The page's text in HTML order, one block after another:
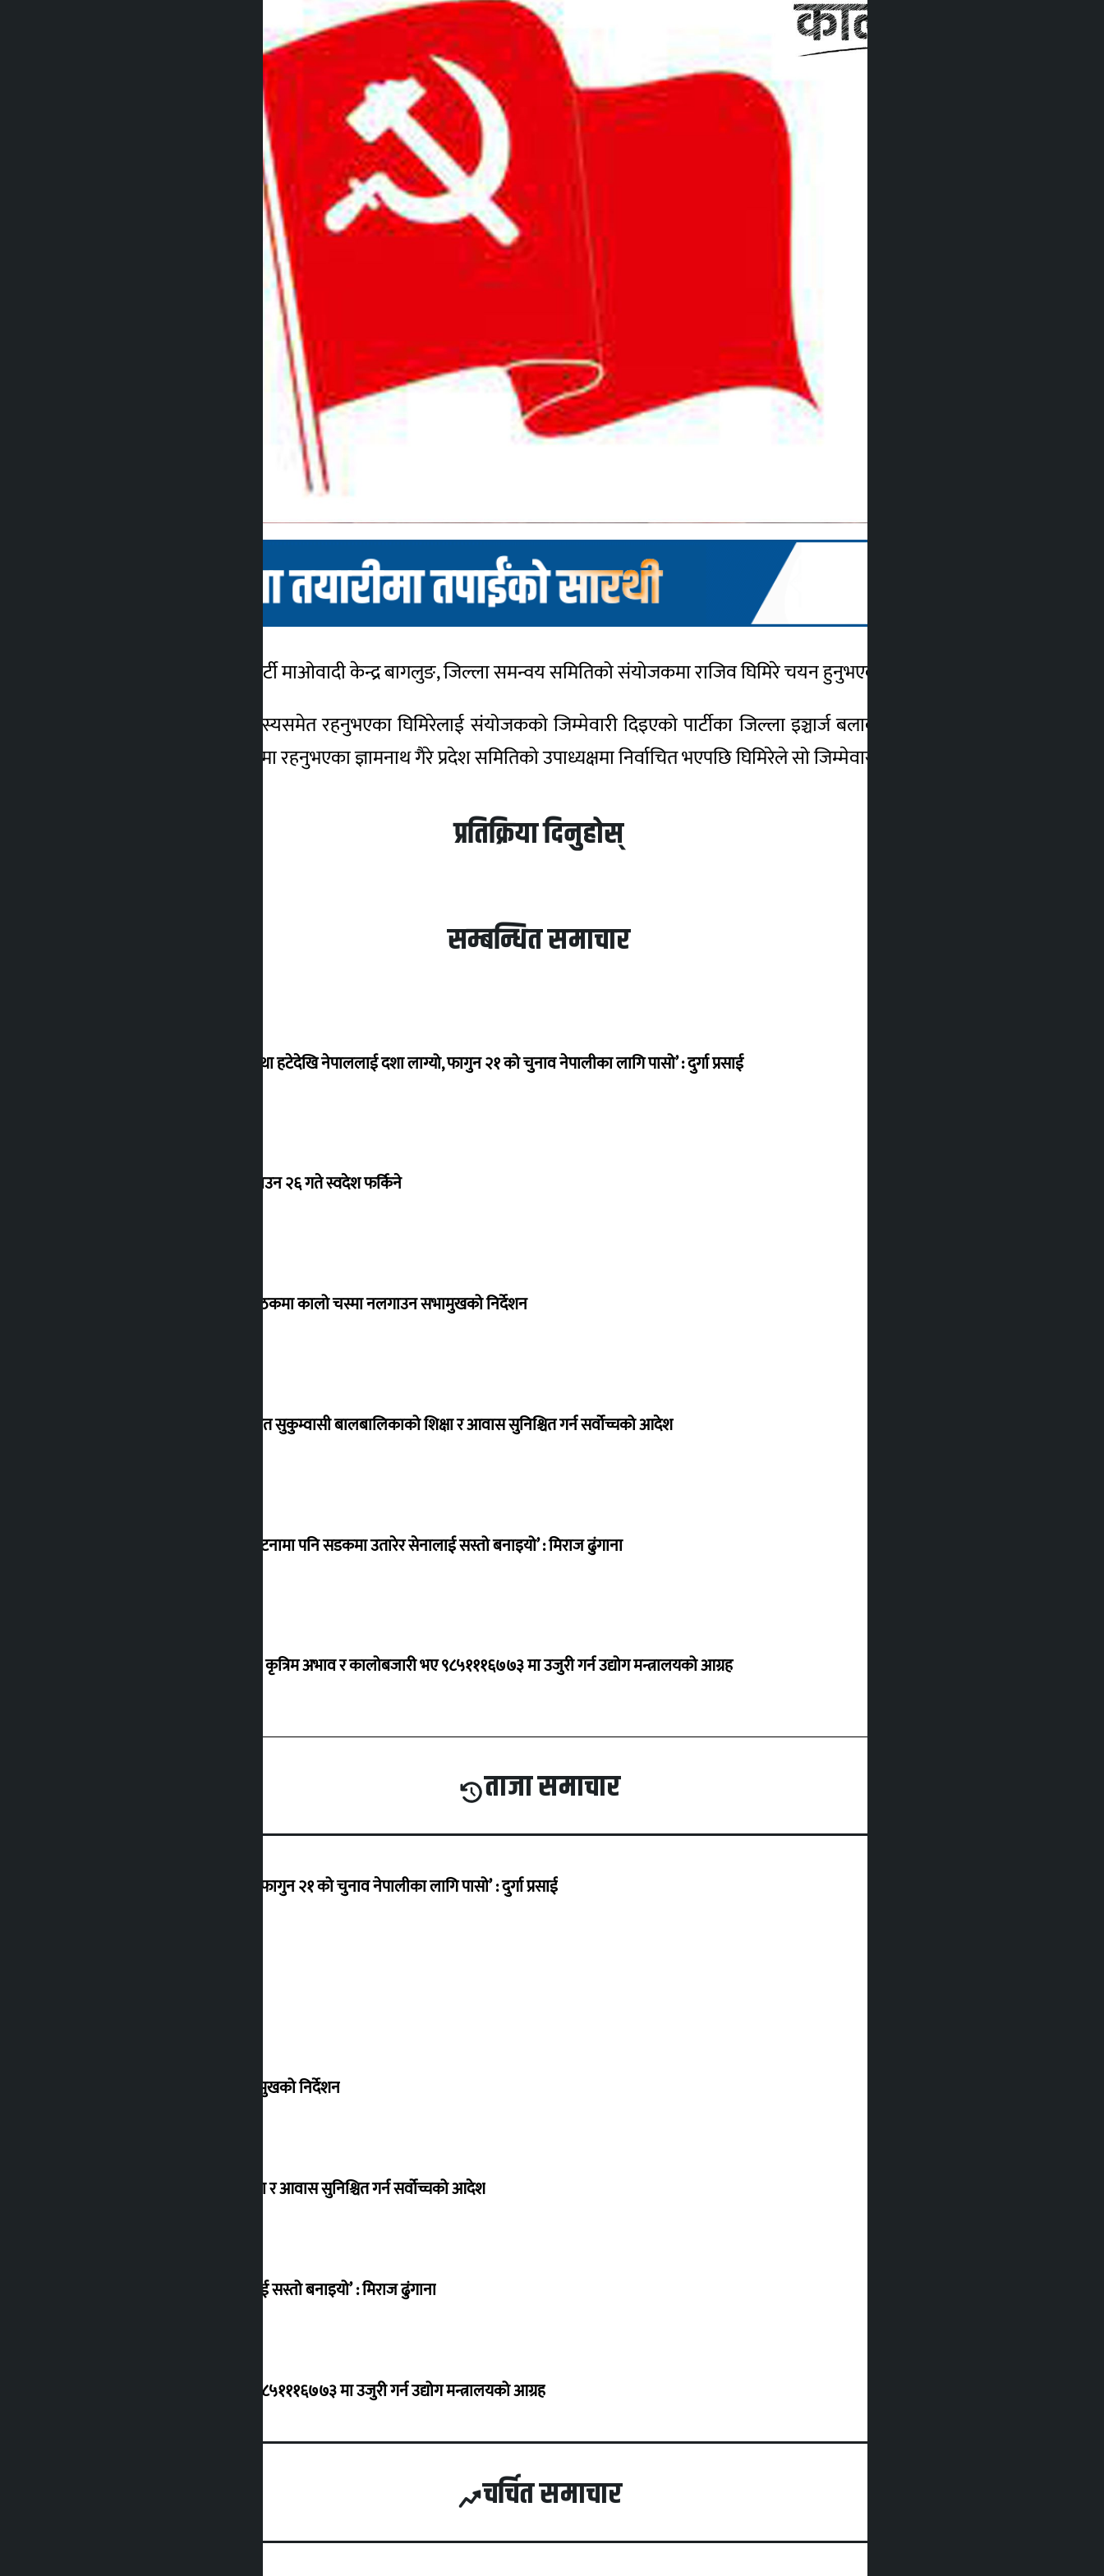
बागलुङ । नेपाल कम्युनिष्ट पार्टी माओवादी केन्द्र बागलुङ, जिल्ला समन्वय समितिको संयोजकमा राजिव घिमिरे चयन हुनुभएको छ ।
गण्डकी प्रदेश समितिका सदस्यसमेत रहनुभएका घिमिरेलाई संयोजकको जिम्मेवारी दिइएको पार्टीका जिल्ला इञ्चार्ज बलावती शर्माले जानकारी दिए ।
यसअघि संयोजकको भूमिकामा रहनुभएका ज्ञामनाथ गैरे प्रदेश समितिको उपाध्यक्षमा निर्वाचित भएपछि घिमिरेले सो जिम्मेवारी पाएका हुन् । –रासस
प्रतिक्रिया दिनुहोस्
सम्बन्धित समाचार
‘राजसंस्था हटेदेखि नेपाललाई दशा लाग्यो, फागुन २१ को चुनाव नेपालीका लागि पासो’ : दुर्गा प्रसाई
देउवा साउन २६ गते स्वदेश फर्किने
संसद् बैठकमा कालो चस्मा नलगाउन सभामुखको निर्देशन
विस्थापित सुकुम्वासी बालबालिकाको शिक्षा र आवास सुनिश्चित गर्न सर्वोच्चको आदेश
‘सानो घटनामा पनि सडकमा उतारेर सेनालाई सस्तो बनाइयो’ : मिराज ढुंगाना
ग्यासको कृत्रिम अभाव र कालोबजारी भए ९८५१११६७७३ मा उजुरी गर्न उद्योग मन्त्रालयको आग्रह
ताजा समाचार
‘राजसंस्था हटेदेखि नेपाललाई दशा लाग्यो, फागुन २१ को चुनाव नेपालीका लागि पासो’ : दुर्गा प्रसाई
संसद् बैठकमा कालो चस्मा नलगाउन सभामुखको निर्देशन
विस्थापित सुकुम्वासी बालबालिकाको शिक्षा र आवास सुनिश्चित गर्न सर्वोच्चको आदेश
‘सानो घटनामा पनि सडकमा उतारेर सेनालाई सस्तो बनाइयो’ : मिराज ढुंगाना
ग्यासको कृत्रिम अभाव र कालोबजारी भए ९८५१११६७७३ मा उजुरी गर्न उद्योग मन्त्रालयको आग्रह
चर्चित समाचार